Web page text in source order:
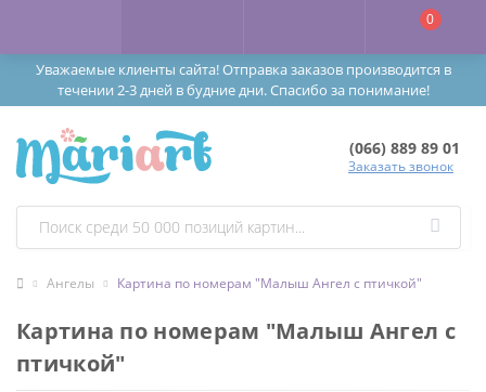
Уважаемые клиенты сайта! Отправка заказов производится в
течении 2-3 дней в будние дни. Спасибо за понимание!
0
(066) 889 89 01
Заказать звонок
Ангелы Картина по номерам "Малыш Ангел с птичкой"
Картина по номерам "Малыш Ангел с
птичкой"